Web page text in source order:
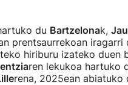
du Bartzelonak,
prentsaurrekoan iragarri
hiriburu izateko duen
ren lekukoa hartuko
rena, 2025ean abiatuko